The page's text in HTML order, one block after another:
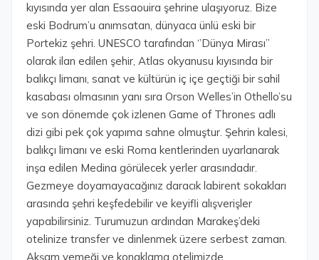
kıyısında yer alan Essaouira şehrine ulaşıyoruz. Bize
eski Bodrum’u anımsatan, dünyaca ünlü eski bir
Portekiz şehri. UNESCO tarafından ‘’Dünya Mirası’’
olarak ilan edilen şehir, Atlas okyanusu kıyısında bir
balıkçı limanı, sanat ve kültürün iç içe geçtiği bir sahil
kasabası olmasının yanı sıra Orson Welles’in Othello’su
ve son dönemde çok izlenen Game of Thrones adlı
dizi gibi pek çok yapıma sahne olmuştur. Şehrin kalesi,
balıkçı limanı ve eski Roma kentlerinden uyarlanarak
inşa edilen Medina görülecek yerler arasındadır.
Gezmeye doyamayacağınız daracık labirent sokakları
arasında şehri keşfedebilir ve keyifli alışverişler
yapabilirsiniz. Turumuzun ardından Marakeş’deki
otelinize transfer ve dinlenmek üzere serbest zaman.
Akşam yemeği ve konaklama otelimizde.